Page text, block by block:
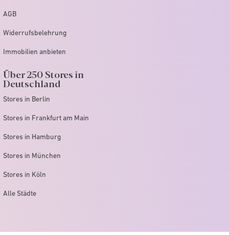
AGB
Widerrufsbelehrung
Immobilien anbieten
Über 250 Stores in
Deutschland
Stores in Berlin
Stores in Frankfurt am Main
Stores in Hamburg
Stores in München
Stores in Köln
Alle Städte